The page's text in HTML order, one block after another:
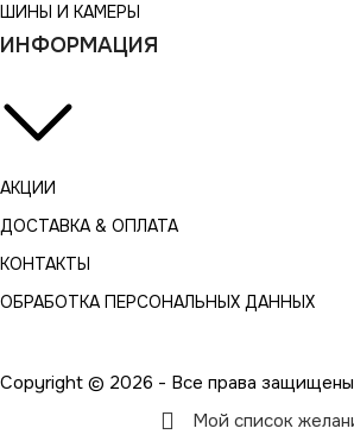
ШИНЫ И КАМЕРЫ
ИНФОРМАЦИЯ
АКЦИИ
ДОСТАВКА & ОПЛАТА
КОНТАКТЫ
ОБРАБОТКА ПЕРСОНАЛЬНЫХ ДАННЫХ
Copyright © 2026 - Все права
Мой список